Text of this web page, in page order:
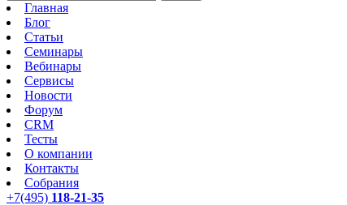
Главная
Блог
Статьи
Семинары
Вебинары
Сервисы
Новости
Форум
CRM
Тесты
О компании
Контакты
Собрания
+7(495) 118-21-35